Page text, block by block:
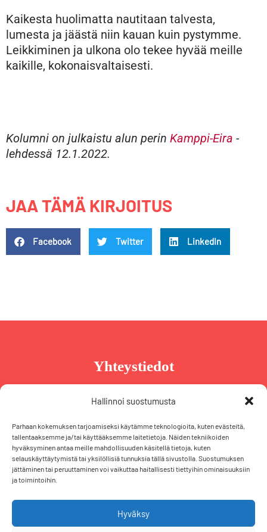
Hallinnoi suostumusta
Parhaan kokemuksen tarjoamiseksi käytämme teknologioita, kuten evästeitä,
tallentaaksemme ja/tai käyttääksemme laitetietoja. Näiden tekniikoiden
hyväksyminen antaa meille mahdollisuuden käsitellä tietoja, kuten
selauskäyttäytymistä tai yksilöllisiä tunnuksia tällä sivustolla. Suostumuksen
jättäminen tai peruuttaminen voi vaikuttaa haitallisesti tiettyihin ominaisuuksiin
ja toimintoihin.
Hyväksy
Kaikesta huolimatta nautitaan talvesta,
lumesta ja jäästä niin kauan kuin pystymme.
Leikkiminen ja ulkona olo tekee hyvää meille
kaikille, kokonaisvaltaisesti.
Kolumni on julkaistu alun perin Kamppi-Eira -
lehdessä 12.1.2022.
JAA TÄMÄ KIRJOITUS
Facebook Twitter LinkedIn
Yhteystiedot
Taru Reinikainen
taru@tarureinikainen.fi
Vaalipäällikö
Puh. +358 50 574 2355
iris@tarureinikainen.fi